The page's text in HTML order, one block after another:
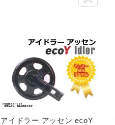
アイドラー アッセン ecoY